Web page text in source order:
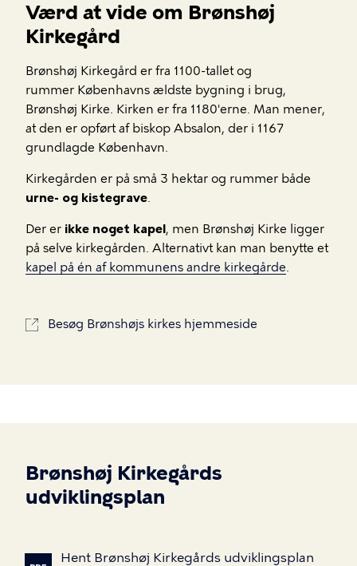
Værd at vide om Brønshøj
Kirkegård
Brønshøj Kirkegård er fra 1100-tallet og
rummer Københavns ældste bygning i brug,
Brønshøj Kirke. Kirken er fra 1180'erne. Man mener,
at den er opført af biskop Absalon, der i 1167
grundlagde København.
Kirkegården er på små 3 hektar og rummer både
urne- og kistegrave.
Der er ikke noget kapel, men Brønshøj Kirke ligger
på selve kirkegården. Alternativt kan man benytte et
kapel på én af kommunens andre kirkegårde.
Besøg Brønshøjs kirkes hjemmeside
Brønshøj Kirkegårds
udviklingsplan
Hent Brønshøj Kirkegårds udviklingsplan